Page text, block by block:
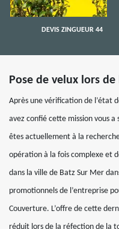
DEVIS ZINGUEUR 44
Pose de velux lors
Après une vérification de l’état
avez confié cette mission vous
êtes actuellement à la
opération à la fois complexe et
dans la ville de Batz Sur Mer
promotionnels de l’entreprise
Couverture. L’offre de cette
réduit lors de la réfection de la